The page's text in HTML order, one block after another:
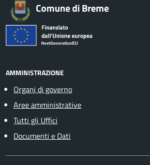
Comune di Breme
AMMINISTRAZIONE
Organi di governo
Aree amministrative
Tutti gli Uffici
Documenti e Dati